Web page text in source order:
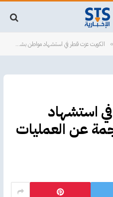
» الكويت عزت قطر في استشهاد مواطن بشظايا ناجمة عن العمليات العسكرية
استشهاد
عن العمليات